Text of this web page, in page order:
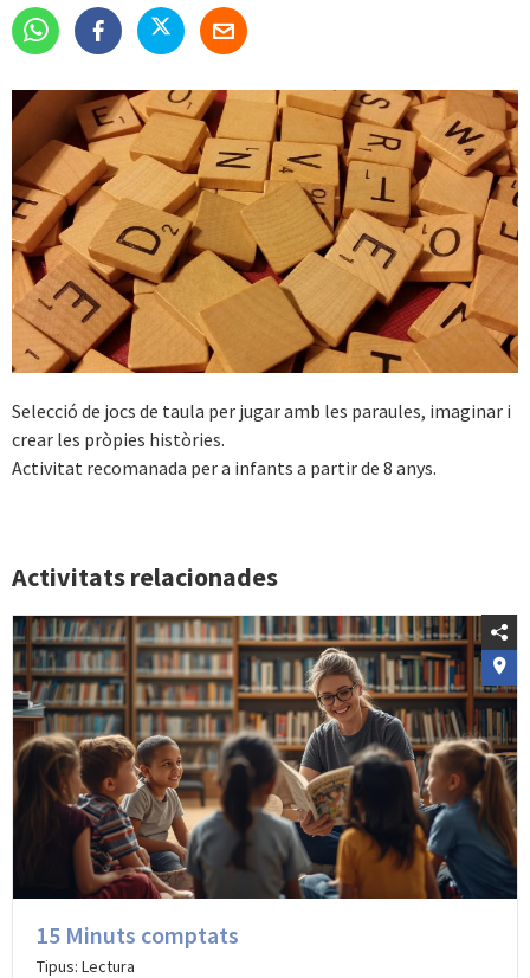
Selecció de jocs de taula per jugar amb les paraules, imaginar i
crear les pròpies històries.
Activitat recomanada per a infants a partir de 8 anys.
Activitats relacionades
15 Minuts comptats
Tipus: Lectura